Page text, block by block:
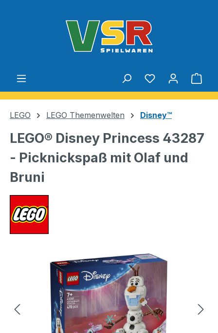
Du hast 0
LEGO LEGO Themenwelten Disney™
LEGO® Disney Princess 43287
- Picknickspaß mit Olaf und
Bruni
Bildergalerie überspringen